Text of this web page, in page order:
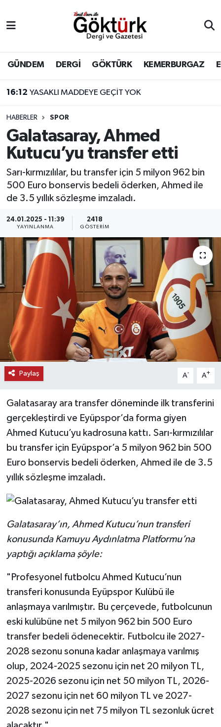
GÜNDEM DERGİ GÖKTÜRK KEMERBURGAZ
16:12 YASAKLI MADDEYE GEÇİT YOK
HABERLER SPOR
Galatasaray, Ahmed
Kutucu’yu transfer etti
Sarı-kırmızılılar, bu transfer için 5 milyon 962 bin
500 Euro bonservis bedeli öderken, Ahmed ile
de 3.5 yıllık sözleşme imzaladı.
24.01.2025 - 11:39
YAYINLANMA
2418
GÖSTERIM
Paylaş A- A+
Galatasaray ara transfer döneminde ilk transferini
gerçekleştirdi ve Eyüpspor’da forma giyen
Ahmed Kutucu’yu kadrosuna kattı. Sarı-kırmızılılar
bu transfer için Eyüpspor’a 5 milyon 962 bin 500
Euro bonservis bedeli öderken, Ahmed ile de 3.5
yıllık sözleşme imzaladı.
Galatasaray’ın, Ahmed Kutucu’nun transferi
konusunda Kamuyu Aydınlatma Platformu’na
yaptığı açıklama şöyle:
"Profesyonel futbolcu Ahmed Kutucu’nun
transferi konusunda Eyüpspor Kulübü ile
anlaşmaya varılmıştır. Bu çerçevede, futbolcunun
eski kulübüne net 5 milyon 962 bin 500 Euro
transfer bedeli ödenecektir. Futbolcu ile 2027-
2028 sezonu sonuna kadar anlaşmaya varılmış
olup, 2024-2025 sezonu için net 20 milyon TL,
2025-2026 sezonu için net 50 milyon TL, 2026-
2027 sezonu için net 60 milyon TL ve 2027-
2028 sezonu için net 75 milyon TL sezonluk ücret
BİLİM
DERGİ
DÜNYA
EĞİTİM
EKONOMİ
GÖKTÜRK
KEMERBURGAZ
KÜLTÜR - SANAT
MAGAZİN
ÖZEL HABER
SPOR
TİCARET
Eyüpsultan Hava Durumu
Eyüpsultan Trafik Yoğunluk Haritası
Süper Lig Puan Durumu ve Fikstür
Tüm Manşetler
Son Dakika Haberleri
Haber Arşivi